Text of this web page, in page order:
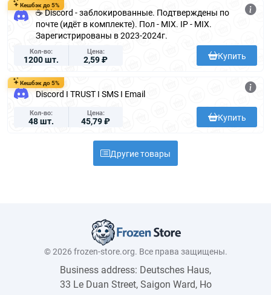
Кешбэк до 5%
☕ Discord - заблокированные. Подтверждены по
почте (идёт в комплекте). Пол - MIX. IP - MIX.
Зарегистрированы в 2023-2024г.
Кол-во
1200 шт.
Цена
2,59 ₽ Купить
Кешбэк до 5%
Discord I TRUST I SMS I Email
Кол-во
48 шт.
Цена
45,79 ₽ Купить
Другие товары
© 2026 frozen-store.org. Все права защищены.
Business address: Deutsches Haus,
33 Le Duan Street, Saigon Ward, Ho